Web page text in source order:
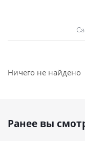
Ничего не найдено
Ранее вы